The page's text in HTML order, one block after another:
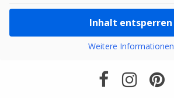
Inhalt entsperren
Weitere Informationen